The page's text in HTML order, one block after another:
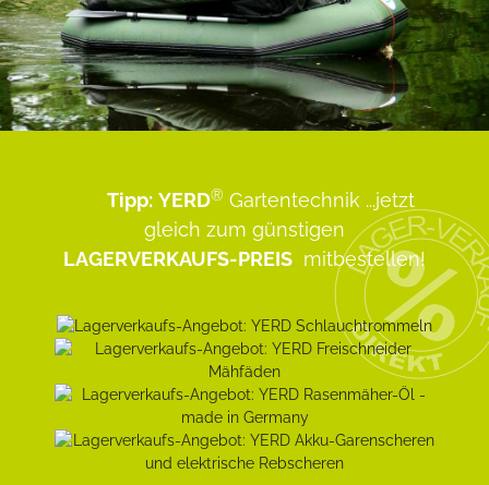
Tipp: YERD® Gartentechnik ...jetzt
gleich zum günstigen
LAGERVERKAUFS-PREIS mitbestellen!